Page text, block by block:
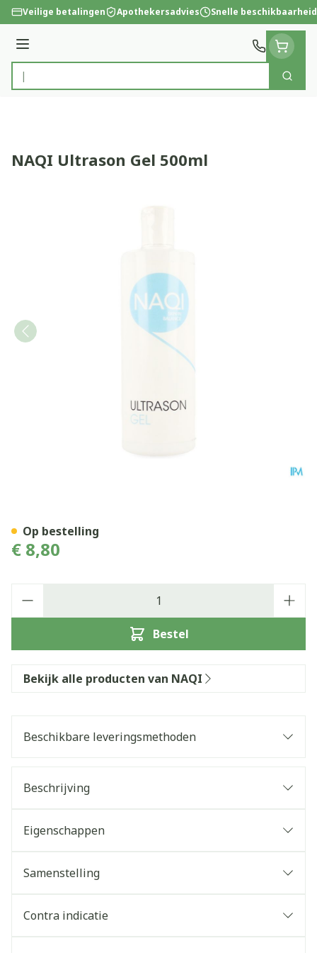
Ga naar de inhoud
Veilige betalingen Apothekersadvies Snelle beschikbaarheid
Menu
Product, merk, categorie...
Zoek
NAQI Ultrason Gel 500ml
€ 8,80
Bestel
Op bestelling
Bekijk alle producten van NAQI
Beschikbare leveringsmethoden
Beschrijving
Eigenschappen
Samenstelling
Contra indicatie